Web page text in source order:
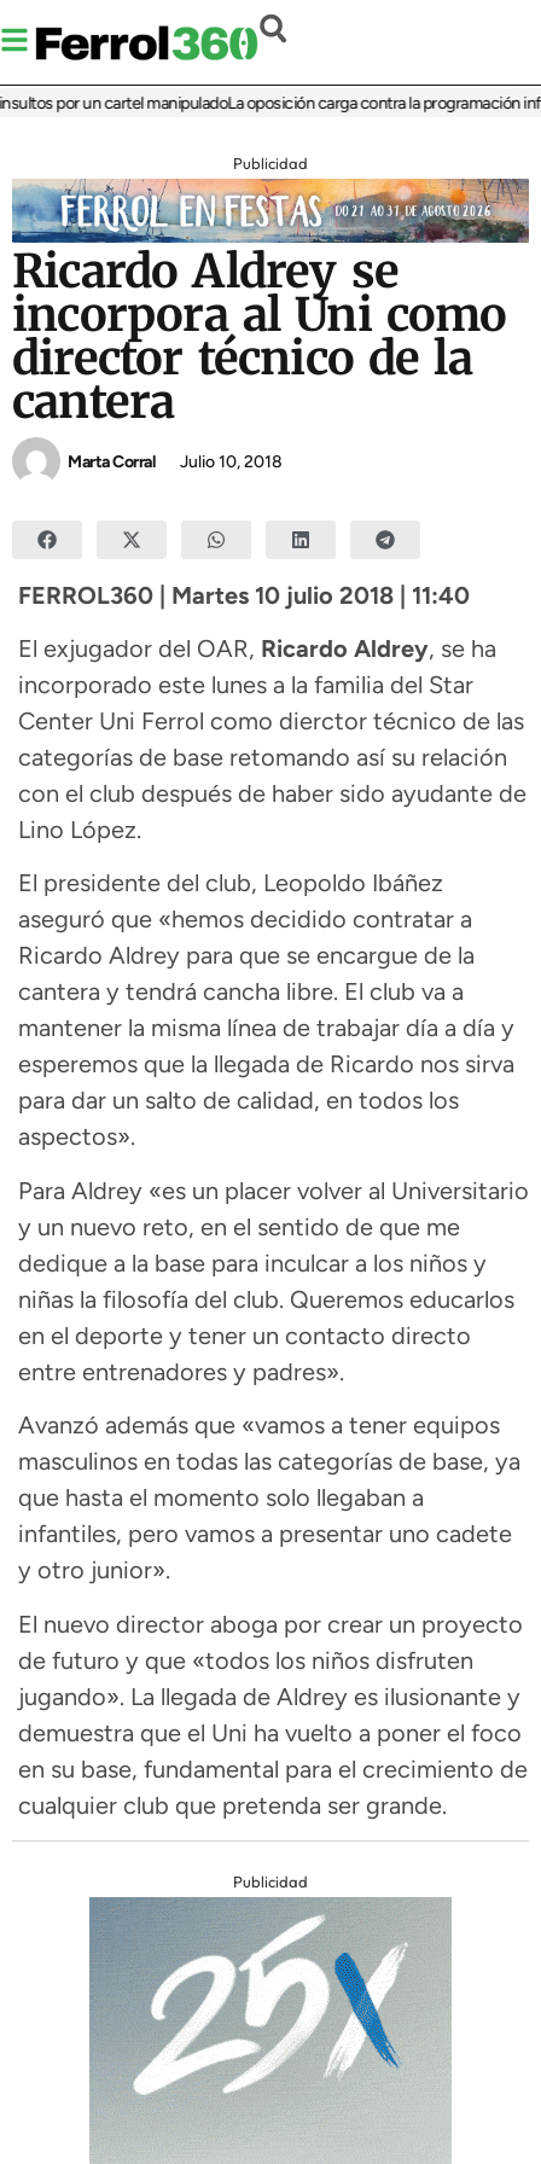
por un cartel manipuladoLa oposición carga contra la programación
Publicidad
Ricardo Aldrey se
incorpora al Uni como
director técnico de la
cantera
Marta Corral Julio 10, 2018
FERROL360 | Martes 10 julio 2018 | 11:40
El exjugador del OAR, Ricardo Aldrey, se ha
incorporado este lunes a la familia del Star
Center Uni Ferrol como dierctor técnico de las
categorías de base retomando así su relación
con el club después de haber sido ayudante de
Lino López.
El presidente del club, Leopoldo Ibáñez
aseguró que «hemos decidido contratar a
Ricardo Aldrey para que se encargue de la
cantera y tendrá cancha libre. El club va a
mantener la misma línea de trabajar día a día y
esperemos que la llegada de Ricardo nos sirva
para dar un salto de calidad, en todos los
aspectos».
Para Aldrey «es un placer volver al Universitario
y un nuevo reto, en el sentido de que me
dedique a la base para inculcar a los niños y
niñas la filosofía del club. Queremos educarlos
en el deporte y tener un contacto directo
entre entrenadores y padres».
Avanzó además que «vamos a tener equipos
masculinos en todas las categorías de base, ya
que hasta el momento solo llegaban a
infantiles, pero vamos a presentar uno cadete
y otro junior».
El nuevo director aboga por crear un proyecto
de futuro y que «todos los niños disfruten
jugando». La llegada de Aldrey es ilusionante y
demuestra que el Uni ha vuelto a poner el foco
en su base, fundamental para el crecimiento de
cualquier club que pretenda ser grande.
Publicidad